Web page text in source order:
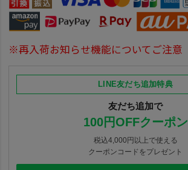
※再入荷お知らせ機能についてご注意
LINE友だち追加特典
友だち追加で
100円OFFクーポン
税込4,000円以上で使える
クーポンコードをプレゼント